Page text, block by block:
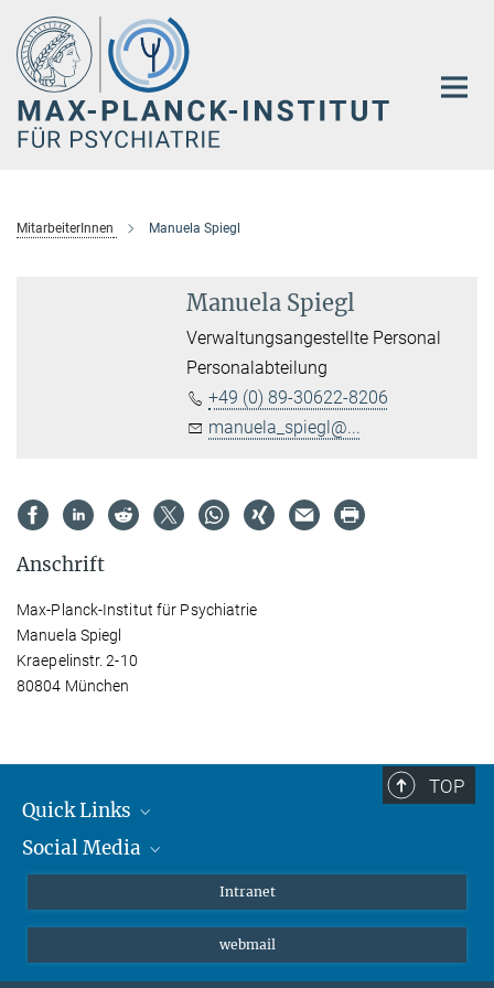
Hauptinhalt
MitarbeiterInnen Manuela Spiegl
Manuela Spiegl
Verwaltungsangestellte Personal
Personalabteilung
+49 (0) 89-30622-8206
manuela_spiegl@...
Anschrift
Max-Planck-Institut für Psychiatrie
Manuela Spiegl
Kraepelinstr. 2-10
80804 München
TOP
Quick Links
Student*innen/Wissenschaftler*innen
Social Media
Bluesky
Intranet
webmail